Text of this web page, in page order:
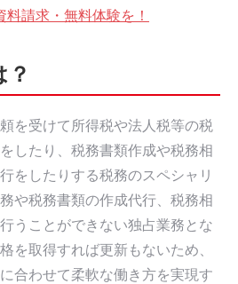
請求・無料体験を！
？
を受けて所得税や法人税等の税
したり、税務書類作成や税務相
をしたりする税務のスペシャリ
や税務書類の作成代行、税務相
うことができない独占業務とな
を取得すれば更新もないため、
合わせて柔軟な働き方を実現す